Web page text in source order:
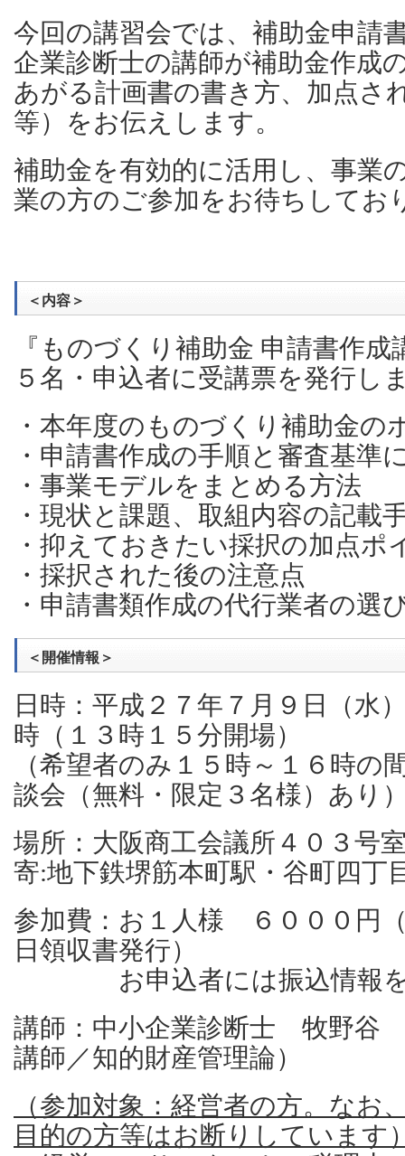
今回の講習会では、補助金申請
企業診断士の講師が補助金作成
あがる計画書の書き方、加点さ
等）をお伝えします。
補助金を有効的に活用し、事業
業の方のご参加をお待ちしてお
＜内容＞
『ものづくり補助金 申請書作
５名・申込者に受講票を発行し
・本年度のものづくり補助金の
・申請書作成の手順と審査基準
・事業モデルをまとめる方法
・現状と課題、取組内容の記載
・抑えておきたい採択の加点ポ
・採択された後の注意点
・申請書類作成の代行業者の選
＜開催情報＞
日時：平成２７年７月９日（
時（１３時１５分開場）
（希望者のみ１５時～１６時の
談会（無料・限定３名様）あ
場所：大阪商工会議所４０３号
寄:地下鉄堺筋本町駅・谷町四丁
参加費：お１人様 ６０００円
日領収書発行）
お申込者には振込情報を
講師：中小企業診断士 牧野谷
講師／知的財産管理論）
（参加対象：経営者の方。なお
目的の方等はお断りしています